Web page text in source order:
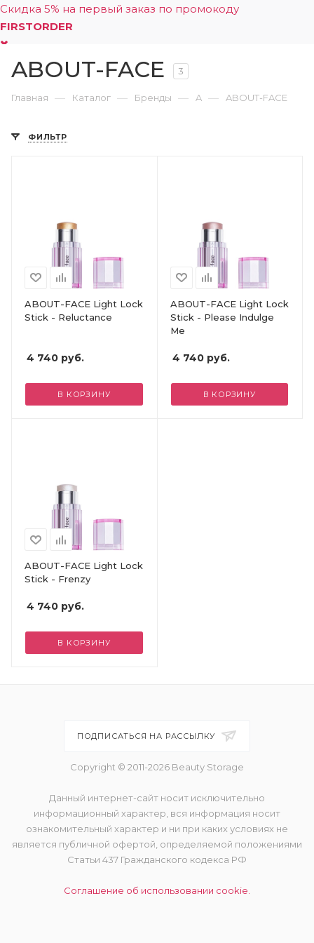
Скидка 5% на первый заказ по промокоду
FIRSTORDER
ABOUT-FACE 3
Главная — Каталог — Бренды — A — ABOUT-FACE
ФИЛЬТР
ABOUT-FACE Light Lock
Stick - Reluctance
4 740 руб.
В КОРЗИНУ
ABOUT-FACE Light Lock
Stick - Please Indulge
Me
4 740руб.
В КОРЗИНУ
ABOUT-FACE Light Lock
Stick - Frenzy
4 740 руб.
В КОРЗИНУ
ПОДПИСАТЬСЯ НА РАССЫЛКУ
Copyright © 2011-2026 Beauty Storage
Данный интернет-сайт носит исключительно
информационный характер, вся информация носит
ознакомительный характер и ни при каких условиях не
является публичной офертой, определяемой положениями
Статьи 437 Гражданского кодекса РФ
Соглашение об использовании cookie.